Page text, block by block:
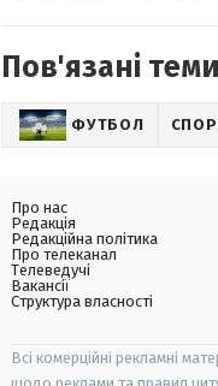
Пов'язані
ФУТБОЛ
Про нас
Редакція
Редакційна політика
Про телеканал
Телеведучі
Вакансії
Структура власності
Всі комерційні рекламні